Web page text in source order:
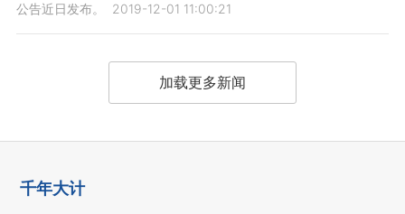
公告近日发布。
2019-12-01 11:00:21
加载更多新闻
千年大计